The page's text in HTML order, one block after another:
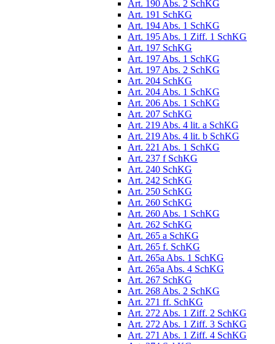
Art. 190 Abs. 2 SchKG
Art. 191 SchKG
Art. 194 Abs. 1 SchKG
Art. 195 Abs. 1 Ziff. 1 SchKG
Art. 197 SchKG
Art. 197 Abs. 1 SchKG
Art. 197 Abs. 2 SchKG
Art. 204 SchKG
Art. 204 Abs. 1 SchKG
Art. 206 Abs. 1 SchKG
Art. 207 SchKG
Art. 219 Abs. 4 lit. a SchKG
Art. 219 Abs. 4 lit. b SchKG
Art. 221 Abs. 1 SchKG
Art. 237 f SchKG
Art. 240 SchKG
Art. 242 SchKG
Art. 250 SchKG
Art. 260 SchKG
Art. 260 Abs. 1 SchKG
Art. 262 SchKG
Art. 265 a SchKG
Art. 265 f. SchKG
Art. 265a Abs. 1 SchKG
Art. 265a Abs. 4 SchKG
Art. 267 SchKG
Art. 268 Abs. 2 SchKG
Art. 271 ff. SchKG
Art. 272 Abs. 1 Ziff. 2 SchKG
Art. 272 Abs. 1 Ziff. 3 SchKG
Art. 271 Abs. 1 Ziff. 4 SchKG